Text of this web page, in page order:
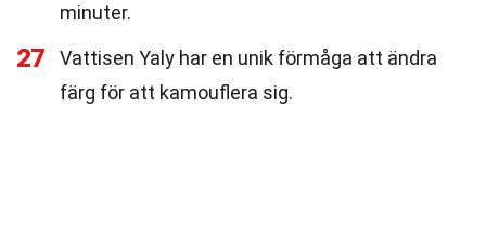
minuter.
27
Vattisen Yaly har en unik förmåga att ändra
färg för att kamouflera sig.